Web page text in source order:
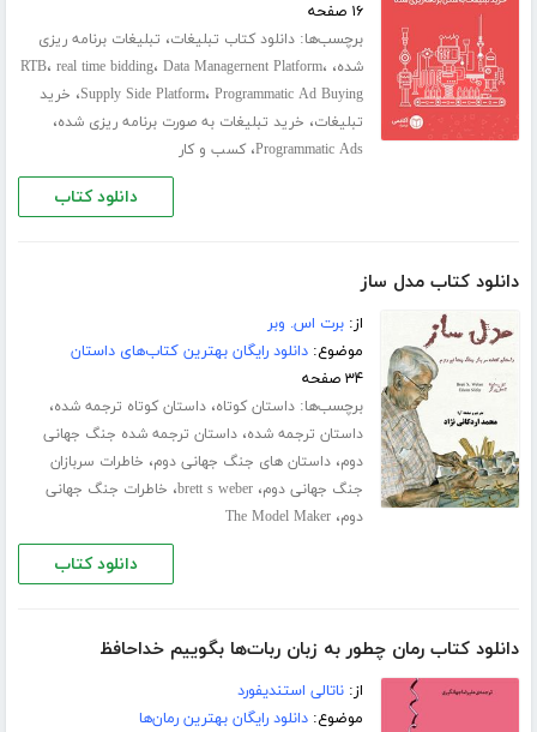
۱۶ صفحه
برچسب‌ها:دانلود کتاب تبلیغات، تبلیغات برنامه ریزی
شده، RTB، real time bidding، Data Managernent Platform،
Supply Side Platform، Programmatic Ad Buying ، خرید
تبلیغات، خرید تبلیغات به صورت برنامه ریزی شده،
Programmatic Ads،کسب و کار
دانلود کتاب
دانلود کتاب مدل ساز
از:برت اس. وبر
موضوع:دانلود رایگان بهترین کتاب‌های داستان
۳۴ صفحه
برچسب‌ها:داستان کوتاه،داستان کوتاه ترجمه شده،
داستان ترجمه شده،داستان ترجمه شده جنگ جهانی
دوم،داستان های جنگ جهانی دوم، خاطرات سربازان
جنگ جهانی دوم،brett s weber، خاطرات جنگ جهانی
دوم،The Model Maker
دانلود کتاب
دانلود کتاب رمان چطور به زبان ربات‌ها بگوییم خداحافظ
از:ناتالی استندیفورد
موضوع:دانلود رایگان بهترین رمان‌ها